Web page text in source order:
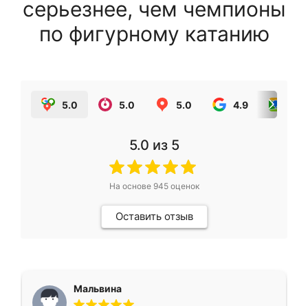
серьезнее, чем чемпионы
по фигурному катанию
5.0 5.0 5.0 4.9
5.0 из 5
На основе 945оценок
Оставить отзыв
Мальвина